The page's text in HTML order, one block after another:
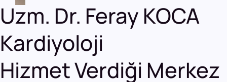
Uzm. Dr. Feray KOCA
Kardiyoloji
Hizmet Verdiği Merkez